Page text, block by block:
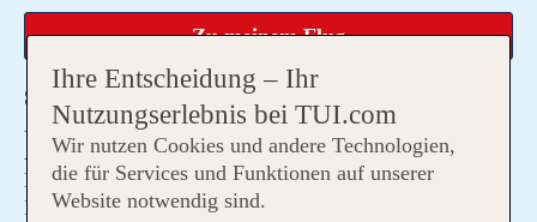
Zu meinem Flug
Sie fliegen nicht mit TUI fly?
Auf ausgewählten Flügen mit Smartlynx Airlines, Enter
Air, Aegen Airlines, Bulgarian Air Charter, Freebird
Europe, Alba Star, SkyUp MT können Sie sich mit
Ihrer Buchungsnummer und Namen einloggen und
Ihre Entscheidung – Ihr
Nutzungserlebnis bei TUI.com
Wir nutzen Cookies und andere Technologien,
die für Services und Funktionen auf unserer
Website notwendig sind.